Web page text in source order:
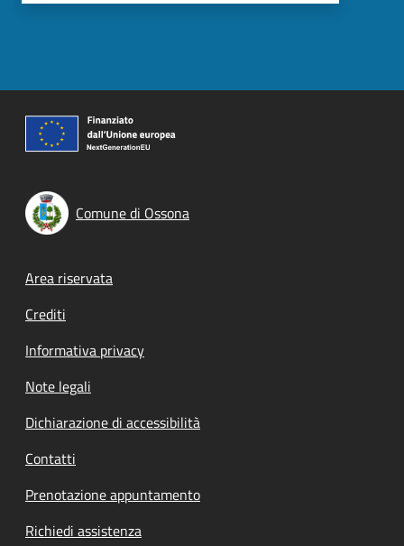
Comune di Ossona
Footer menu
Area riservata
Crediti
Informativa privacy
Note legali
Dichiarazione di accessibilità
Contatti
Prenotazione appuntamento
Richiedi assistenza